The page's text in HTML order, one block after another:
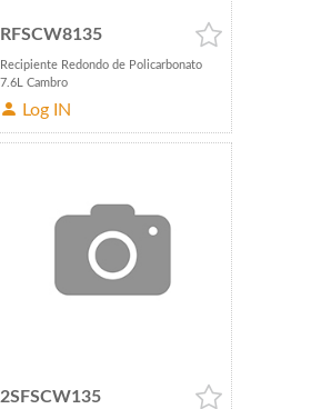
RFSCW8135
Recipiente Redondo de Policarbonato
7.6L Cambro
Log IN
2SFSCW135